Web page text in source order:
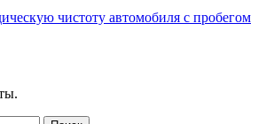
чистоту автомобиля с пробегом